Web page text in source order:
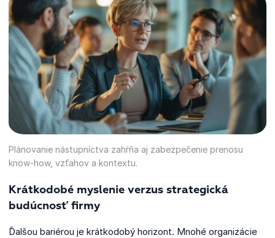
Plánovanie nástupníctva zahŕňa aj zabezpečenie prenosu
know-how, vzťahov a kontextu.
Krátkodobé myslenie verzus strategická
budúcnosť firmy
Ďalšou bariérou je krátkodobý horizont. Mnohé organizácie